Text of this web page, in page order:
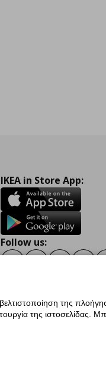
IKEA in Store App:
Follow us:
Δεδομένων
της
της ιστοσελίδας.